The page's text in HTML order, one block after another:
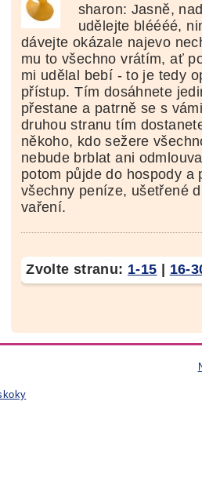
sharon: Jasně,
udělejte bléééé,
dávejte okázale najevo
mu to všechno vrátím, ať
mi udělal bebí - to je tedy
přístup. Tím dosáhnete
přestane a patrně se s
druhou stranu tím
někoho, kdo sežere
nebude brblat ani
potom půjde do hospody a
všechny peníze, ušetřené
vaření.
Zvolte stranu: 1-15 16-